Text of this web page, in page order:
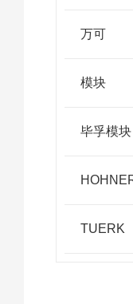
万可
模块
毕孚模块
TUERK